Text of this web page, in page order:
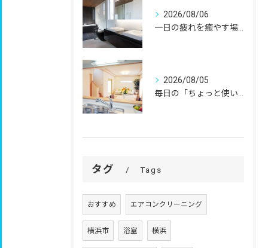
2026/08/06
一日の疲れを癒やす場所だからこそ、
2026/08/05
毎日の「ちょっと使いにくい」を、
タグ Tags
おすすめ エアコンクリーニング
横浜市 浴室 横浜